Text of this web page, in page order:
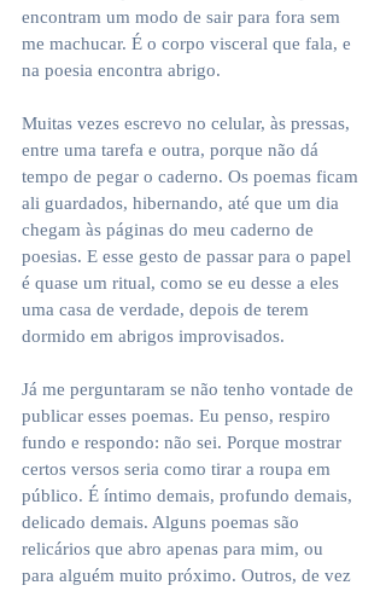
encontram um modo de sair para fora sem
me machucar. É o corpo visceral que fala, e
na poesia encontra abrigo.
Muitas vezes escrevo no celular, às pressas,
entre uma tarefa e outra, porque não dá
tempo de pegar o caderno. Os poemas ficam
ali guardados, hibernando, até que um dia
chegam às páginas do meu caderno de
poesias. E esse gesto de passar para o papel
é quase um ritual, como se eu desse a eles
uma casa de verdade, depois de terem
dormido em abrigos improvisados.
Já me perguntaram se não tenho vontade de
publicar esses poemas. Eu penso, respiro
fundo e respondo: não sei. Porque mostrar
certos versos seria como tirar a roupa em
público. É íntimo demais, profundo demais,
delicado demais. Alguns poemas são
relicários que abro apenas para mim, ou
para alguém muito próximo. Outros, de vez